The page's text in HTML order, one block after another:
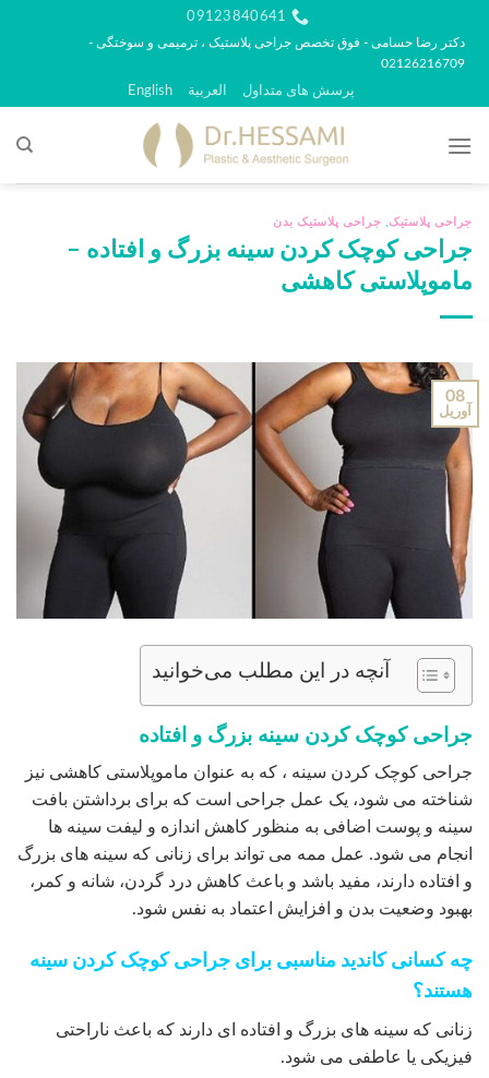
محتوا
09123840641
دکتر رضا حسامی - فوق تخصص جراحی پلاستیک ، ترمیمی و سوختگی -
02126216709
پرسش های متداول العربية English
جراحی پلاستیک جراحی پلاستیک بدن
جراحی کوچک کردن سینه بزرگ و افتاده –
ماموپلاستی کاهشی
08
آوریل
آنچه در این مطلب می‌خوانید
جراحی کوچک کردن سینه بزرگ و افتاده
جراحی کوچک کردن سینه ، که به عنوان ماموپلاستی کاهشی نیز
شناخته می شود، یک عمل جراحی است که برای برداشتن بافت
سینه و پوست اضافی به منظور کاهش اندازه و لیفت سینه ها
انجام می شود. عمل ممه می تواند برای زنانی که سینه های بزرگ
و افتاده دارند، مفید باشد و باعث کاهش درد گردن، شانه و کمر،
بهبود وضعیت بدن و افزایش اعتماد به نفس شود.
چه کسانی کاندید مناسبی برای جراحی کوچک کردن سینه
هستند؟
زنانی که سینه های بزرگ و افتاده ای دارند که باعث ناراحتی
فیزیکی یا عاطفی می شود.